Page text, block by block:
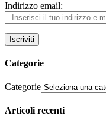
Indirizzo email:
Iscriviti
Categorie
Categorie
Articoli recenti